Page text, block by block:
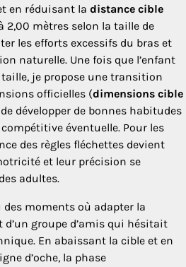
en réduisant la distance cible
2,00 mètres selon la taille de
les efforts excessifs du bras et
naturelle. Une fois que l’enfant
je propose une transition
officielles (dimensions cible
développer de bonnes habitudes
éventuelle. Pour les
des règles fléchettes devient
et leur précision se
adultes.
des moments où adapter la
d’un groupe d’amis qui hésitait
En abaissant la cible et en
d’oche, la phase